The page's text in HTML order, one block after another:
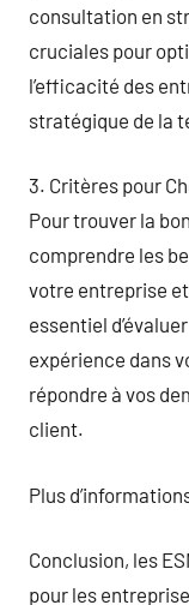
consultation en
cruciales pour
l’efficacité des
stratégique de la
3. Critères pour
Pour trouver la
comprendre les
votre entreprise
essentiel
expérience dans
répondre à vos
client.
Plus
Conclusion, les
pour les